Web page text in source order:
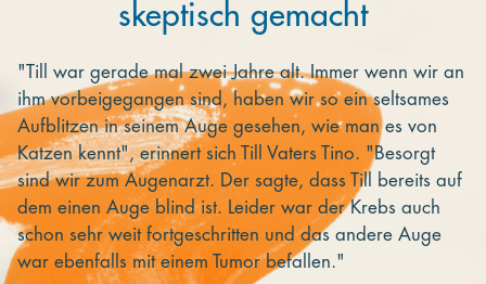
skeptisch gemacht
"Till war gerade mal zwei Jahre alt. Immer wenn wir an
ihm vorbeigegangen sind, haben wir so ein seltsames
Aufblitzen in seinem Auge gesehen, wie man es von
Katzen kennt", erinnert sich Till Vaters Tino. "Besorgt
sind wir zum Augenarzt. Der sagte, dass Till bereits auf
dem einen Auge blind ist. Leider war der Krebs auch
schon sehr weit fortgeschritten und das andere Auge
war ebenfalls mit einem Tumor befallen."